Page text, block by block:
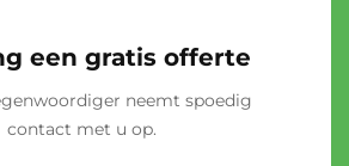
een gratis offerte
neemt spoedig
contact met u op.